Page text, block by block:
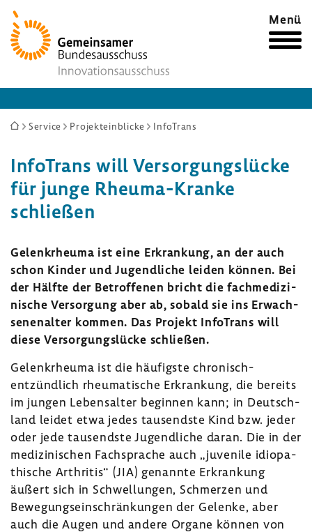
Zur
Startseite
Menü
Sie
hier:
Service Projekteinblicke InfoTrans
Info­Trans will Versor­gungs­lücke
für junge Rheuma-​Kranke
schließen
Gelenk­rheuma ist eine Erkran­kung, an der auch
schon Kinder und Jugend­liche leiden können. Bei
der Hälfte der Betrof­fenen bricht die fach­me­di­zi­
ni­sche Versor­gung aber ab, sobald sie ins Erwach­
se­nen­alter kommen. Das Projekt Info­Trans will
diese Versor­gungs­lücke schließen.
Gelenk­rheuma ist die häufigste chronisch-​
entzündlich rheu­ma­ti­sche Erkran­kung, die bereits
im jungen Lebens­alter beginnen kann; in Deutsch­
land leidet etwa jedes tausendste Kind bzw. jeder
oder jede tausendste Jugend­liche daran. Die in der
medi­zi­ni­schen Fach­sprache auch „juve­nile idio­pa­
thi­sche Arthritis“ (JIA) genannte Erkran­kung
äußert sich in Schwel­lungen, Schmerzen und
Bewe­gungs­ein­schrän­kungen der Gelenke, aber
auch die Augen und andere Organe können von